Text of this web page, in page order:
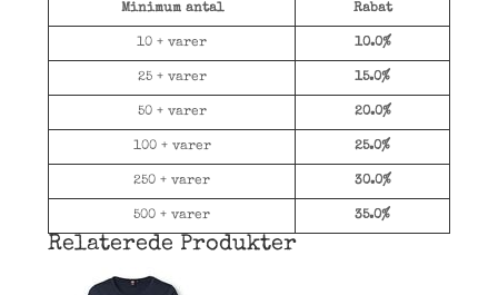
Minimum antal Rabat
10 + varer 10.0%
25 + varer 15.0%
50 + varer 20.0%
100 + varer 25.0%
250 + varer 30.0%
500 + varer 35.0%
Relaterede Produkter